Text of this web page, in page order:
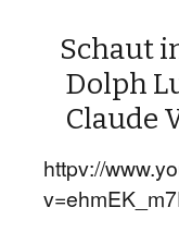
Schaut
Dolph
Claude
httpv://